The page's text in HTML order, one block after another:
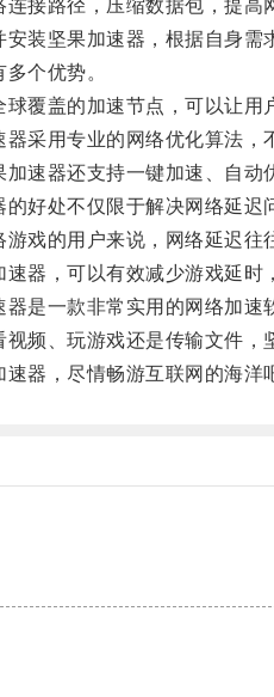
路径，压缩数据包，提高
坚果加速器，根据自身需
个优势。
盖的加速节点，可以让用
用专业的网络优化算法，
器还支持一键加速、自动
处不仅限于解决网络延迟
的用户来说，网络延迟往
，可以有效减少游戏延时
一款非常实用的网络加速
、玩游戏还是传输文件，
，尽情畅游互联网的海洋